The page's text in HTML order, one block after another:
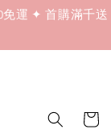
運 ✦ 首購滿千送